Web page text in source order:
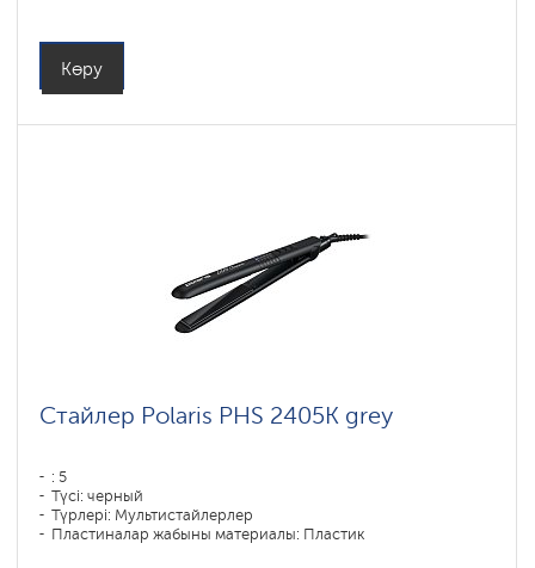
Көру
Стайлер Polaris PHS 2405K grey
: 5
Түсі: черный
Түрлері: Мультистайлерлер
Пластиналар жабыны материалы: Пластик